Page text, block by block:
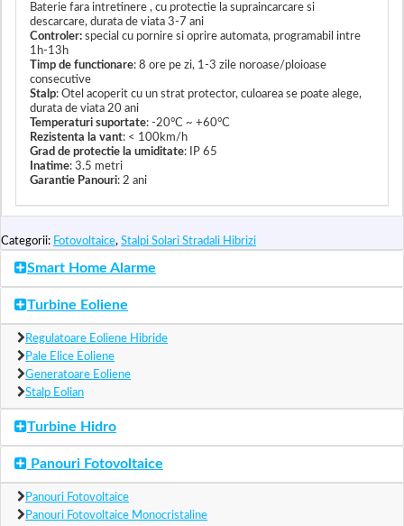
Baterie fara intretinere , cu protectie la supraincarcare si
descarcare, durata de viata 3-7 ani
Controler: special cu pornire si oprire automata, programabil intre
1h-13h
Timp de functionare: 8 ore pe zi, 1-3 zile noroase/ploioase
consecutive
Stalp: Otel acoperit cu un strat protector, culoarea se poate alege,
durata de viata 20 ani
Temperaturi suportate: -20°C ~ +60°C
Rezistenta la vant: < 100km/h
Grad de protectie la umiditate: IP 65
Inatime: 3.5 metri
Garantie Panouri: 2 ani
Categorii: Fotovoltaice, Stalpi Solari Stradali Hibrizi
Smart Home Alarme
Turbine Eoliene
Regulatoare Eoliene Hibride
Pale Elice Eoliene
Generatoare Eoliene
Stalp Eolian
Turbine Hidro
Panouri Fotovoltaice
Panouri Fotovoltaice
Panouri Fotovoltaice Monocristaline